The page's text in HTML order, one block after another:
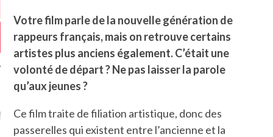
ANNIVERSAIRE
Votre film parle de la nouvelle génération de
rappeurs français, mais on retrouve certains
artistes plus anciens également. C’était une
volonté de départ ? Ne pas laisser la parole
qu’aux jeunes ?
Ce film traite de filiation artistique, donc des
passerelles qui existent entre l’ancienne et la